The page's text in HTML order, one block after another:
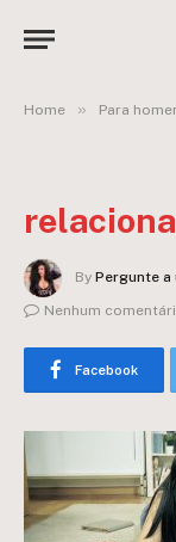
Home » Para
By Pergunte a
Nenhum
Facebook